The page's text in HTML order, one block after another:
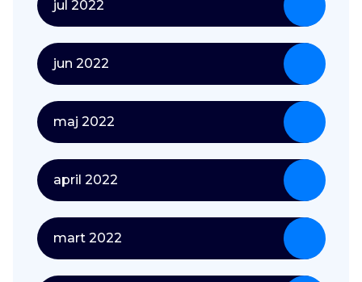
jul 2022
jun 2022
maj 2022
april 2022
mart 2022